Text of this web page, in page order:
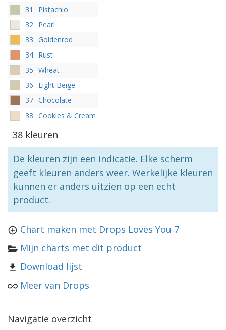
31
Pistachio
32 Pearl
33 Goldenrod
34 Rust
35 Wheat
36
Light Beige
37 Chocolate
38 Cookies & Cream
38 kleuren
De kleuren zijn een indicatie. Elke scherm
geeft kleuren anders weer. Werkelijke kleuren
kunnen er anders uitzien op een echt
product.
Chart maken met Drops Loves You 7
Mijn charts met dit product
Download lijst
Meer van Drops
Navigatie overzicht